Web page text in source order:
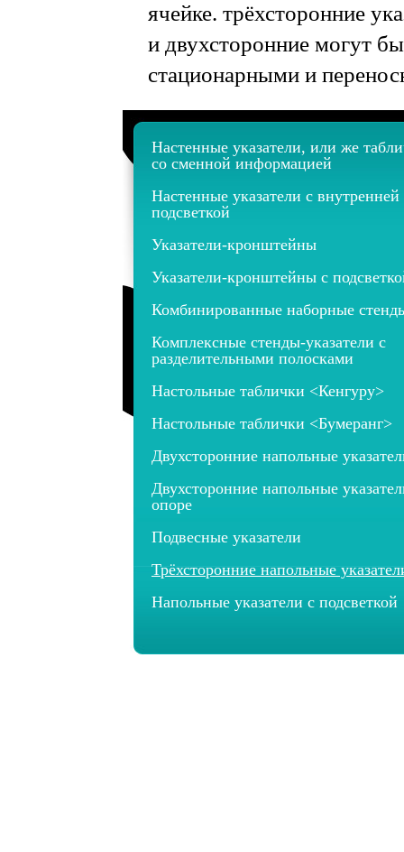
ячейке. трёхсторонние
и двухсторонние могут
стационарными и
Настенные указатели, или же
со сменной информацией
Настенные указатели с внутренней
подсветкой
Указатели-кронштейны
Указатели-кронштейны с
Комбинированные наборные
Комплексные стенды-указатели с
разделительными полосками
Настольные таблички <Кенгуру>
Настольные таблички <Бумеранг>
Двухсторонние напольные
Двухсторонние напольные
опоре
Подвесные указатели
Трёхсторонние напольные
Напольные указатели с подсветкой